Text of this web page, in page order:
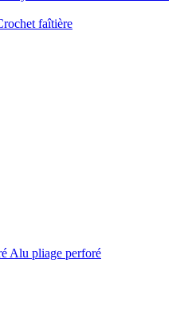
faîtière
Alu pliage perforé